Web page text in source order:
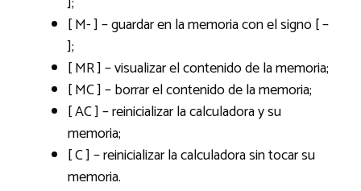
[ M- ] – guardar en la memoria con el signo [ –
];
[ MR ] – visualizar el contenido de la memoria;
[ MC ] – borrar el contenido de la memoria;
[ AC ] – reinicializar la calculadora y su
memoria;
[ C ] – reinicializar la calculadora sin tocar su
memoria.